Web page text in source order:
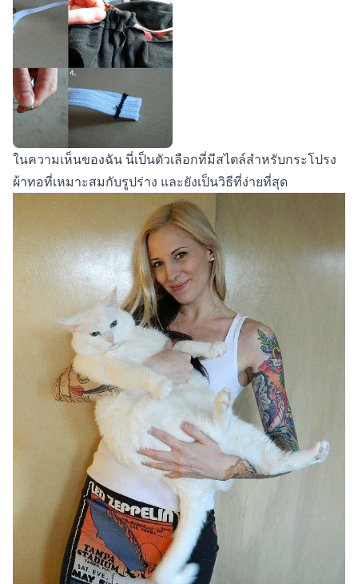
ในความเห็นของฉัน นี่เป็นตัวเลือกที่มีสไตล์สำหรับกระโปรง
ผ้าทอที่เหมาะสมกับรูปร่าง และยังเป็นวิธีที่ง่ายที่สุด